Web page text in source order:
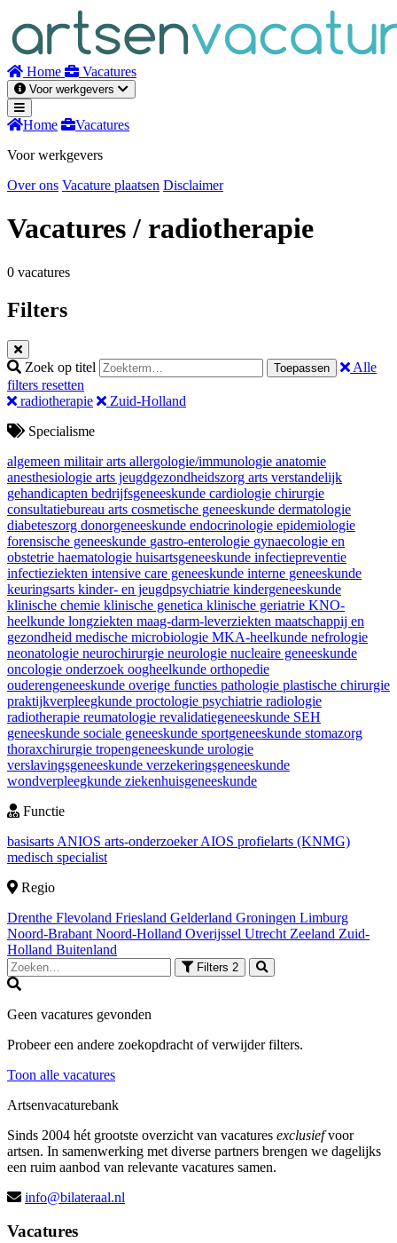
inhoud
Home Vacatures
Voor werkgevers
Home
Vacatures
Voor werkgevers
Over ons Vacature plaatsen Disclaimer
Vacatures/ radiotherapie
0 vacatures
Filters
Zoek op titel Toepassen
Alle
filters resetten
radiotherapie
Zuid-Holland
Specialisme
algemeen militair arts allergologie/immunologie anatomie
anesthesiologie arts jeugdgezondheidszorg arts verstandelijk
gehandicapten bedrijfsgeneeskunde cardiologie chirurgie
consultatiebureau arts cosmetische geneeskunde dermatologie
diabeteszorg donorgeneeskunde endocrinologie epidemiologie
forensische geneeskunde gastro-enterologie gynaecologie en
obstetrie haematologie huisartsgeneeskunde infectiepreventie
infectieziekten intensive care geneeskunde interne geneeskunde
keuringsarts kinder- en jeugdpsychiatrie kindergeneeskunde
klinische chemie klinische genetica klinische geriatrie KNO-
heelkunde longziekten maag-darm-leverziekten maatschappij en
gezondheid medische microbiologie MKA-heelkunde nefrologie
neonatologie neurochirurgie neurologie nucleaire geneeskunde
oncologie onderzoek oogheelkunde orthopedie
ouderengeneeskunde overige functies pathologie plastische chirurgie
praktijkverpleegkunde proctologie psychiatrie radiologie
radiotherapie reumatologie revalidatiegeneeskunde SEH
geneeskunde sociale geneeskunde sportgeneeskunde stomazorg
thoraxchirurgie tropengeneeskunde urologie
verslavingsgeneeskunde verzekeringsgeneeskunde
wondverpleegkunde ziekenhuisgeneeskunde
Functie
basisarts ANIOS arts-onderzoekerAIOS profielarts (KNMG)
medisch specialist
Regio
Drenthe Flevoland Friesland Gelderland Groningen Limburg
Noord-Brabant Noord-Holland Overijssel Utrecht Zeeland Zuid-
Holland Buitenland
Filters 2
Geen vacatures gevonden
Probeer een andere zoekopdracht of verwijder filters.
Toon alle vacatures
Artsenvacaturebank
Sinds 2004 hét grootste overzicht van vacatures exclusiefvoor
artsen. In samenwerking met diverse partners brengen we dagelijks
een ruim aanbod van relevante vacatures samen.
info@bilateraal.nl
Vacatures